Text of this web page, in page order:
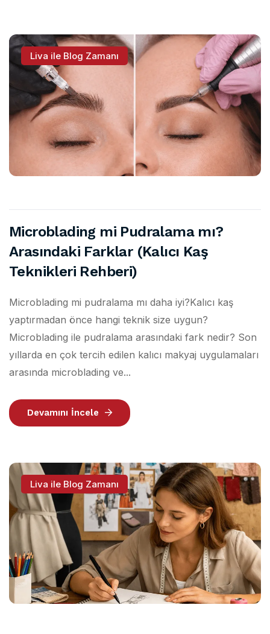
Liva ile Blog Zamanı
Microblading mi Pudralama mı?
Arasındaki Farklar (Kalıcı Kaş
Teknikleri Rehberi)
Microblading mi pudralama mı daha iyi?Kalıcı kaş
yaptırmadan önce hangi teknik size uygun?
Microblading ile pudralama arasındaki fark nedir? Son
yıllarda en çok tercih edilen kalıcı makyaj uygulamaları
arasında microblading ve...
Devamını İncele
Liva ile Blog Zamanı